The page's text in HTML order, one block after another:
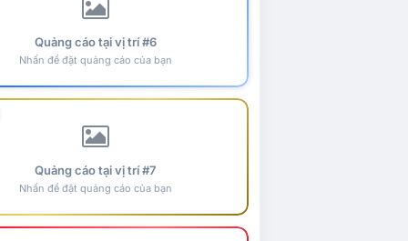
Quảng cáo tại vị trí #6
Nhấn để đặt quảng cáo của bạn
Quảng cáo tại vị trí #7
Nhấn để đặt quảng cáo của bạn